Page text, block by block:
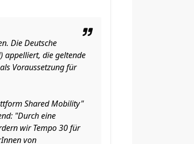
Die Deutsche
appelliert, die geltende
Voraussetzung für
Shared Mobility"
"Durch eine
wir Tempo 30 für
von